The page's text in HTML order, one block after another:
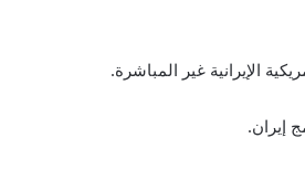
الإيرانية غير المباشرة.
إيران.